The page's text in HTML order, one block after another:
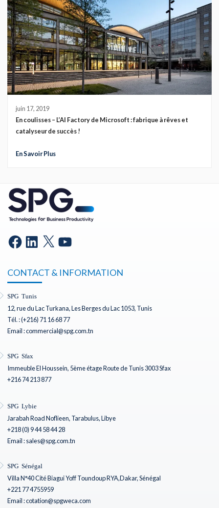
juin 17, 2019
En coulisses – L’AI Factory de Microsoft : fabrique à rêves et
catalyseur de succès !
En Savoir Plus
CONTACT & INFORMATION
SPG Tunis
12, rue du Lac Turkana, Les Berges du Lac 1053, Tunis
Tél. : (+216) 71 16 68 77
Email : commercial@spg.com.tn
SPG Sfax
Immeuble El Houssein, 5ème étage Route de Tunis 3003 Sfax
+216 74 213 877
SPG Lybie
Jarabah Road Noflieen, Tarabulus, Libye
+218 (0) 9 44 58 44 28
Email : sales@spg.com.tn
SPG Sénégal
Villa N°40 Cité Biagui Yoff Toundoup RYA,Dakar, Sénégal
+221 77 4755959
Email : cotation@spgweca.com